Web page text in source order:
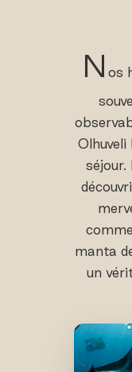
N os
séjour.
manta
un